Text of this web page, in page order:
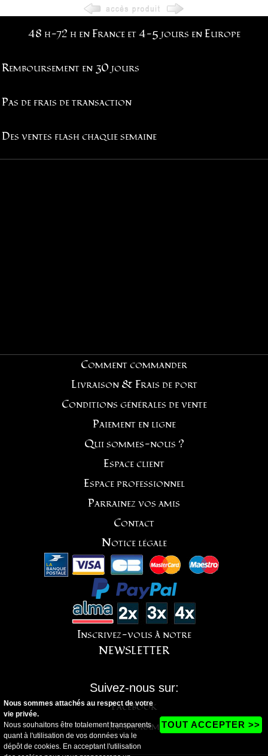
48 h-72 h en France et 4-5 jours en Europe
Remboursement en 30 jours
Pas de frais de transaction
Des ventes flash chaque semaine
Comment commander
Livraison & Frais de port
Conditions générales de vente
Paiement en ligne
Qui sommes-nous ?
Espace client
Espace professionnel
Parrainez vos amis
Contact
Notice légale
Inscrivez-vous à notre
NEWSLETTER
Suivez-nous sur:
Facebook
Instagram
Nous sommes attachés au respect de votre
vie privée.
Nous souhaitons être totalement transparents
quant à l'utilisation de vos données via le
dépôt de cookies. En acceptant l'utilisation
TOUT ACCEPTER >>